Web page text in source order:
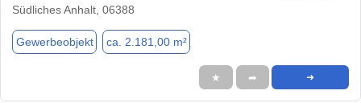
Südliches Anhalt, 06388
Gewerbeobjekt ca. 2.181,00 m²
★ ➦ ➜